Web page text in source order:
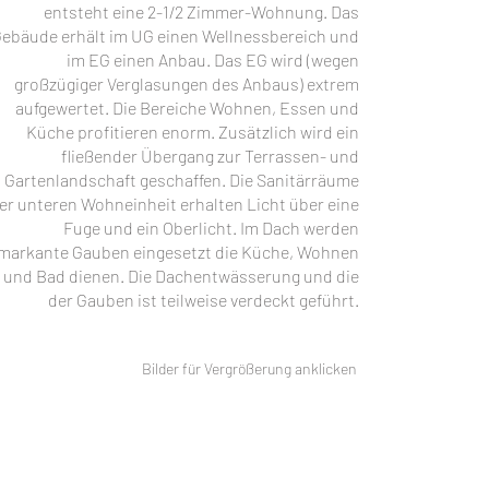
entsteht eine 2-1/2 Zimmer-Wohnung. Das
erhält im UG einen Wellnessbereich und
im EG einen Anbau. Das EG wird (wegen
großzügiger Verglasungen des Anbaus) extrem
aufgewertet. Die Bereiche Wohnen, Essen und
Küche profitieren enorm. Zusätzlich wird ein
fließender Übergang zur Terrassen- und
Gartenlandschaft geschaffen. Die Sanitärräume
unteren Wohneinheit erhalten Licht über eine
Fuge und ein Oberlicht. Im Dach werden
Gauben eingesetzt die Küche, Wohnen
und Bad dienen. Die Dachentwässerung und die
der Gauben ist teilweise verdeckt geführt.
Bilder für Vergrößerung anklicken